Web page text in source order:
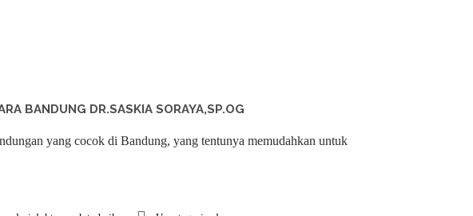
BANDUNG DR.SASKIA SORAYA,SP.OG
yang cocok di Bandung, yang tentunya memudahkan untuk